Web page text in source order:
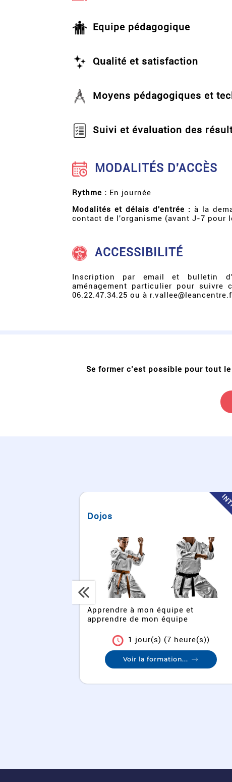
Equipe pédagogique
Qualité et satisfaction
Moyens pédagogiques et
Suivi et évaluation des
MODALITÉS D'ACCÈS
Rythme : En journée
Modalités et délais d'entrée : à la
contact de l'organisme (avant J-7 pour
ACCESSIBILITÉ
Inscription par email et bulletin
aménagement particulier pour
06.22.47.34.25 ou à
Se former c’est possible pour tout
Kaizen 6 Pts - formation à
Apprendre à Animer l'amélioration
continue au quotidien
1 jour(s) (8 heure(s))
Voir la formation...